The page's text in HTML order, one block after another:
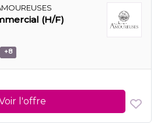
(H/F)
+8
l'offre